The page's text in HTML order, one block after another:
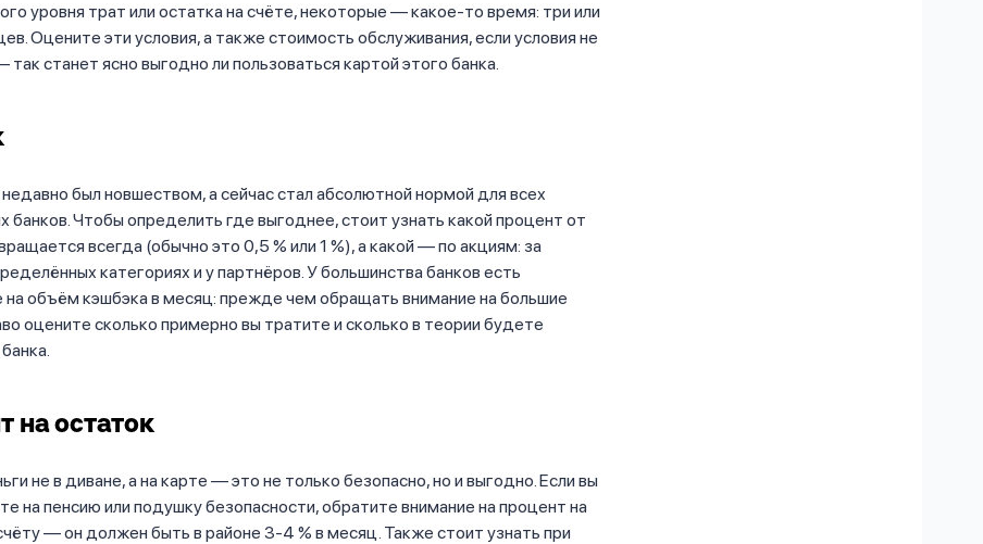
уровня трат или остатка на счёте, некоторые — какое-то время: три или
Оцените эти условия, а также стоимость обслуживания, если условия не
станет ясно выгодно ли пользоваться картой этого банка.
был новшеством, а сейчас стал абсолютной нормой для всех
банков. Чтобы определить где выгоднее, стоит узнать какой процент от
всегда (обычно это 0,5 % или 1 %), а какой — по акциям: за
категориях и у партнёров. У большинства банков есть
на объём кэшбэка в месяц: прежде чем обращать внимание на большие
оцените сколько примерно вы тратите и сколько в теории будете
на остаток
не в диване, а на карте — это не только безопасно, но и выгодно. Если вы
на пенсию или подушку безопасности, обратите внимание на процент на
— он должен быть в районе 3-4 % в месяц. Также стоит узнать при